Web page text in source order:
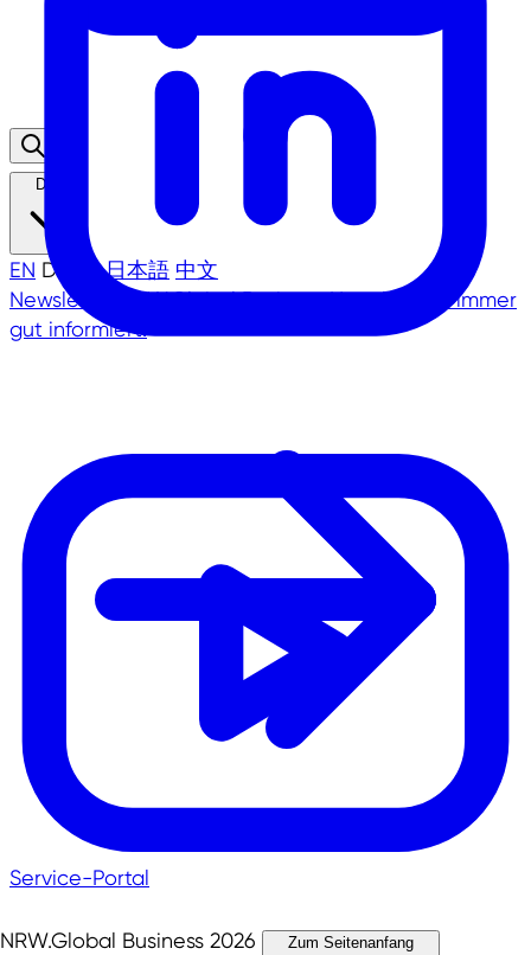
DE
EN DE TR 日本語 中文
Newsletter
NRW.Global Business Newsletter - immer
gut informiert!
Service-Portal
NRW.Global Business 2026 Zum Seitenanfang